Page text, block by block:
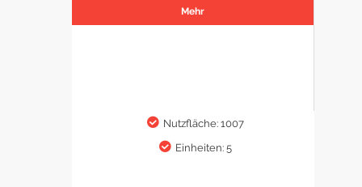
Mehr
Nutzfläche: 1007
Einheiten: 5